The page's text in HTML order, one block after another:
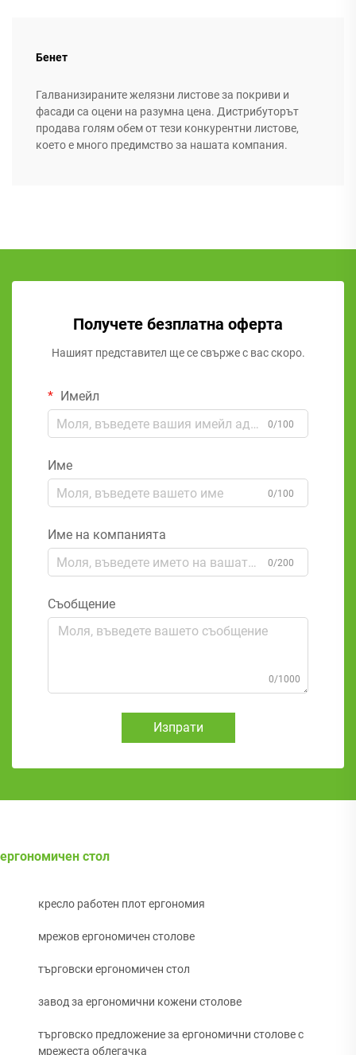
Бенет
Галванизираните желязни листове за покриви и
фасади са оцени на разумна цена. Дистрибуторът
продава голям обем от тези конкурентни листове,
което е много предимство за нашата компания.
Получете безплатна оферта
Нашият представител ще се свърже с вас скоро.
Имейл
0/100
Име
0/100
Име на компанията
0/200
Съобщение
0/1000
Изпрати
ергономичен стол
кресло работен плот ергономия
мрежов ергономичен столове
търговски ергономичен стол
завод за ергономични кожени столове
търговско предложение за ергономични столове с
мрежеста облегачка